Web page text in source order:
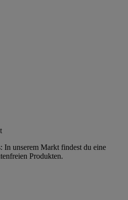
In unserem Markt findest du eine
Produkten.